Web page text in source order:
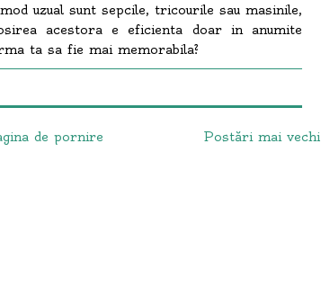
uzual sunt sepcile, tricourile sau masinile,
acestora e eficienta doar in anumite
ta sa fie mai memorabila?
Postări mai vechi
de pornire